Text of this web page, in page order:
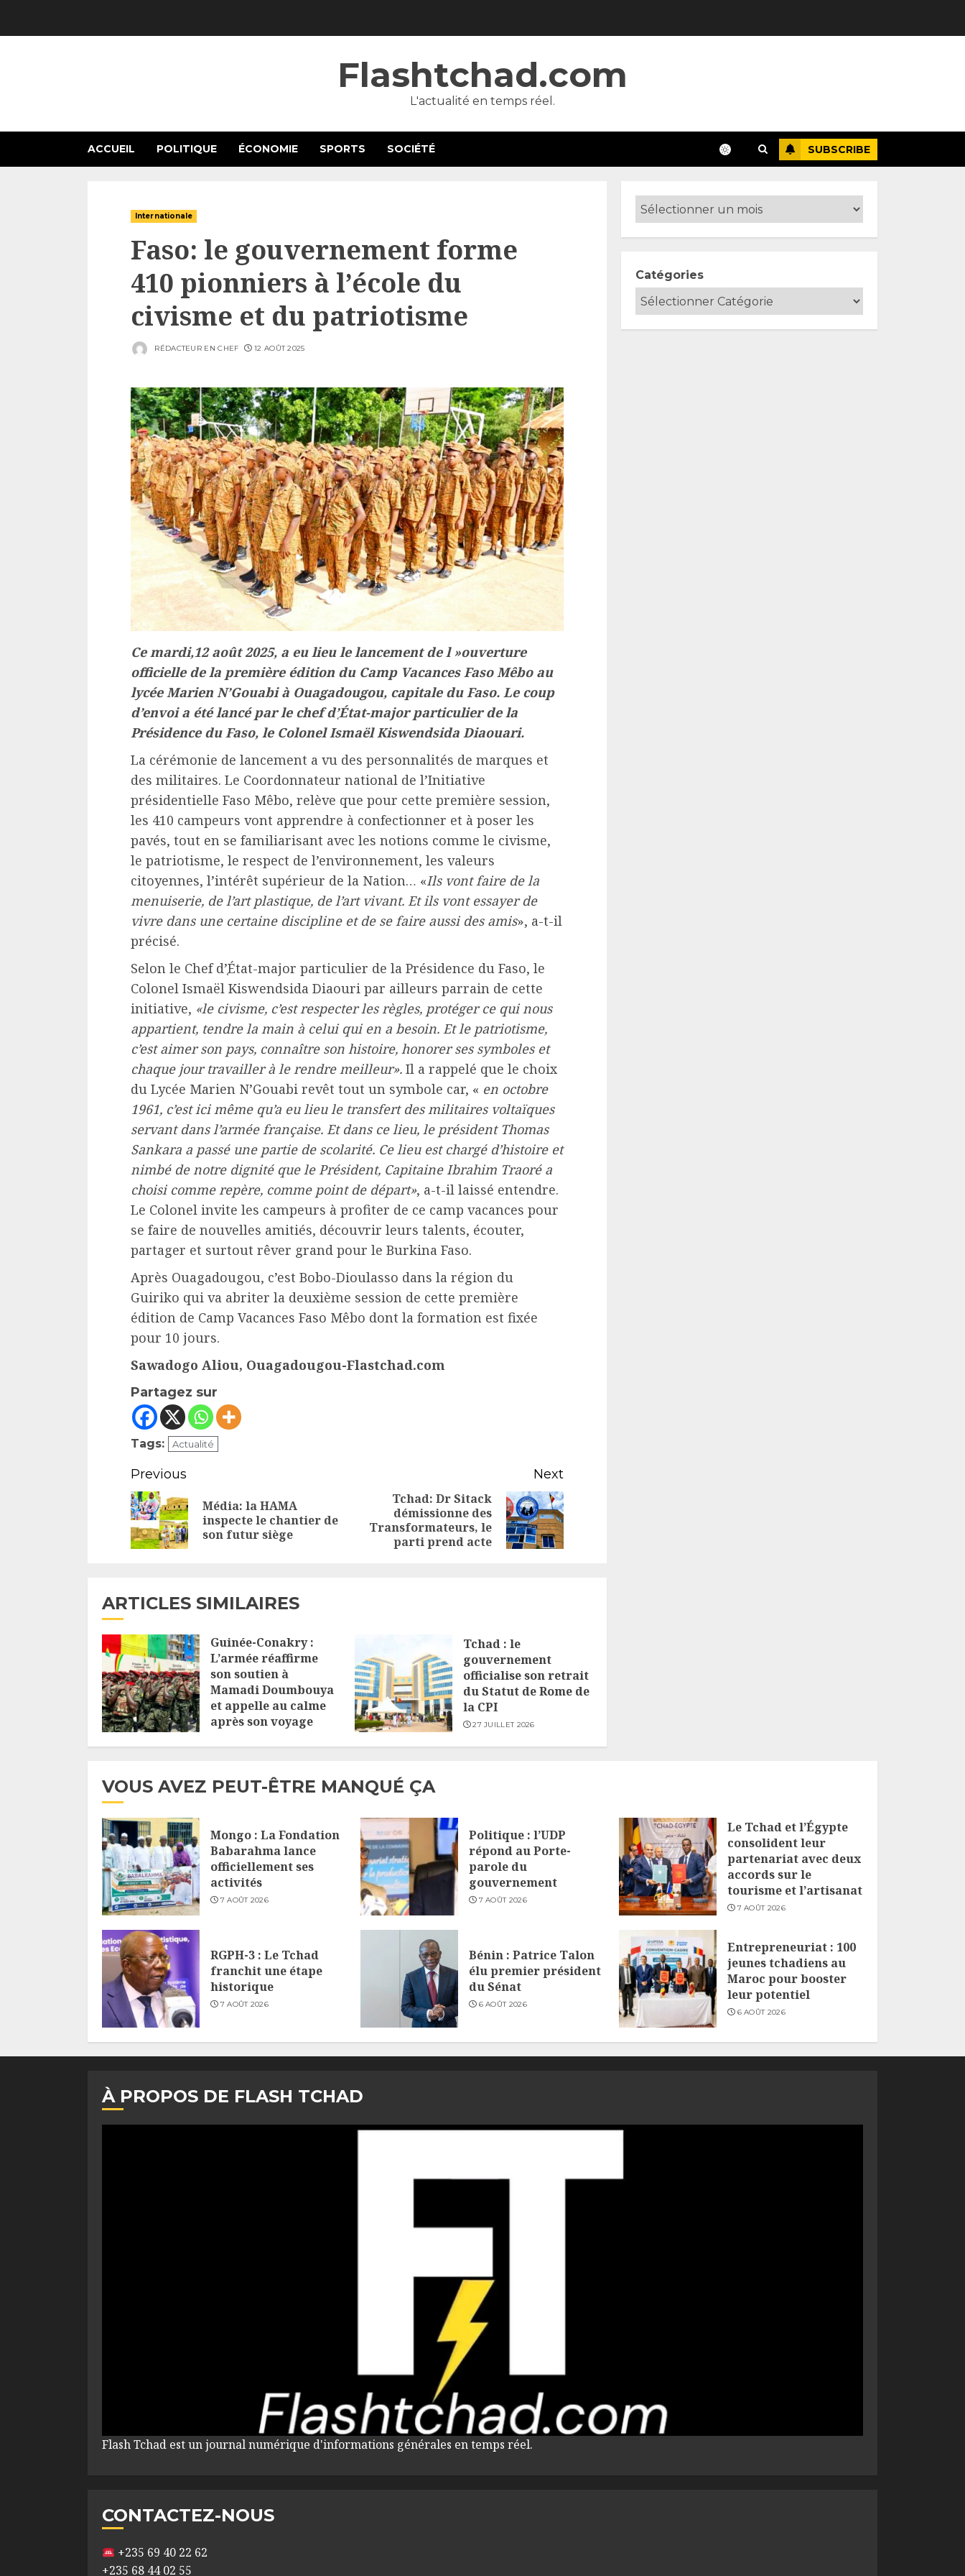
Flashtchad.com
L'actualité en temps réel.
ACCUEIL POLITIQUE ÉCONOMIE SPORTS SOCIÉTÉ SUBSCRIBE
Internationale
Faso: le gouvernement forme
410 pionniers à l’école du
civisme et du patriotisme
RÉDACTEUR EN CHEF 12 AOÛT 2025
Ce mardi,12 août 2025, a eu lieu le lancement de l »ouverture
officielle de la première édition du Camp Vacances Faso Mêbo au
lycée Marien N’Gouabi à Ouagadougou, capitale du Faso. Le coup
d’envoi a été lancé par le chef d’֤État-major particulier de la
Présidence du Faso, le Colonel Ismaël Kiswendsida Diaouari.
La cérémonie de lancement a vu des personnalités de marques et
des militaires. Le Coordonnateur national de l’Initiative
présidentielle Faso Mêbo, relève que pour cette première session,
les 410 campeurs vont apprendre à confectionner et à poser les
pavés, tout en se familiarisant avec les notions comme le civisme,
le patriotisme, le respect de l’environnement, les valeurs
citoyennes, l’intérêt supérieur de la Nation… «Ils vont faire de la
menuiserie, de l’art plastique, de l’art vivant. Et ils vont essayer de
vivre dans une certaine discipline et de se faire aussi des amis», a-t-il
précisé.
Selon le Chef d’֤État-major particulier de la Présidence du Faso, le
Colonel Ismaël Kiswendsida Diaouri par ailleurs parrain de cette
initiative, «le civisme, c’est respecter les règles, protéger ce qui nous
appartient, tendre la main à celui qui en a besoin. Et le patriotisme,
c’est aimer son pays, connaître son histoire, honorer ses symboles et
chaque jour travailler à le rendre meilleur». Il a rappelé que le choix
du Lycée Marien N’Gouabi revêt tout un symbole car, « en octobre
1961, c’est ici même qu’a eu lieu le transfert des militaires voltaïques
servant dans l’armée française. Et dans ce lieu, le président Thomas
Sankara a passé une partie de scolarité. Ce lieu est chargé d’histoire et
nimbé de notre dignité que le Président, Capitaine Ibrahim Traoré a
choisi comme repère, comme point de départ», a-t-il laissé entendre.
Le Colonel invite les campeurs à profiter de ce camp vacances pour
se faire de nouvelles amitiés, découvrir leurs talents, écouter,
partager et surtout rêver grand pour le Burkina Faso.
Après Ouagadougou, c’est Bobo-Dioulasso dans la région du
Guiriko qui va abriter la deuxième session de cette première
édition de Camp Vacances Faso Mêbo dont la formation est fixée
pour 10 jours.
Sawadogo Aliou, Ouagadougou-Flastchad.com
Partagez sur
Tags: Actualité
Continue
Reading
Previous
Previous
post:
Média: la HAMA
inspecte le chantier de
son futur siège
Next
post:
Tchad: Dr Sitack
démissionne des
Transformateurs, le
parti prend acte
ARTICLES SIMILAIRES
Guinée-Conakry :
L’armée réaffirme
son soutien à
Mamadi Doumbouya
et appelle au calme
après son voyage
Tchad : le
gouvernement
officialise son retrait
du Statut de Rome de
la CPI
27 JUILLET 2026
Catégories
VOUS AVEZ PEUT-ÊTRE MANQUÉ ÇA
Mongo : La Fondation
Babarahma lance
officiellement ses
activités
7 AOÛT 2026
Politique : l’UDP
répond au Porte-
parole du
gouvernement
7 AOÛT 2026
Le Tchad et l’Égypte
consolident leur
partenariat avec deux
accords sur le
tourisme et l’artisanat
7 AOÛT 2026
RGPH-3 : Le Tchad
franchit une étape
historique
7 AOÛT 2026
Bénin : Patrice Talon
élu premier président
du Sénat
6 AOÛT 2026
Entrepreneuriat : 100
jeunes tchadiens au
Maroc pour booster
leur potentiel
6 AOÛT 2026
À PROPOS DE FLASH TCHAD
Flash Tchad est un journal numérique d'informations générales en temps réel.
CONTACTEZ-NOUS
+235 69 40 22 62
+235 68 44 02 55